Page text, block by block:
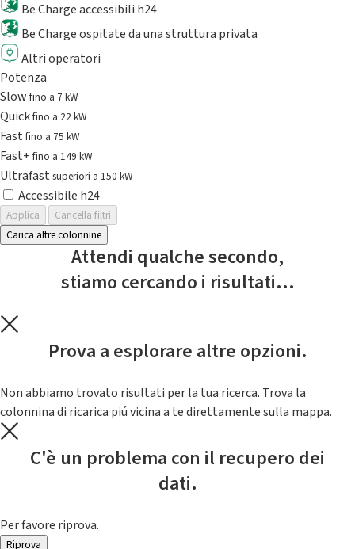
Be Charge accessibili h24
Be Charge ospitate da una struttura privata
Altri operatori
Potenza
Slowfino a 7 kW
Quickfino a 22 kW
Fastfino a 75 kW
Fast+fino a 149 kW
Ultrafast superiori a 150 kW
Accessibile h24
Applica
Cancella filtri
Carica altre colonnine
Attendi qualche secondo,
stiamo cercando i risultati...
Prova a esplorare altre opzioni.
Non abbiamo trovato risultati per la tua ricerca. Trova la
colonnina di ricarica piú vicina a te direttamente sulla mappa.
C'è un problema con il recupero dei
dati.
Per favore riprova.
Riprova